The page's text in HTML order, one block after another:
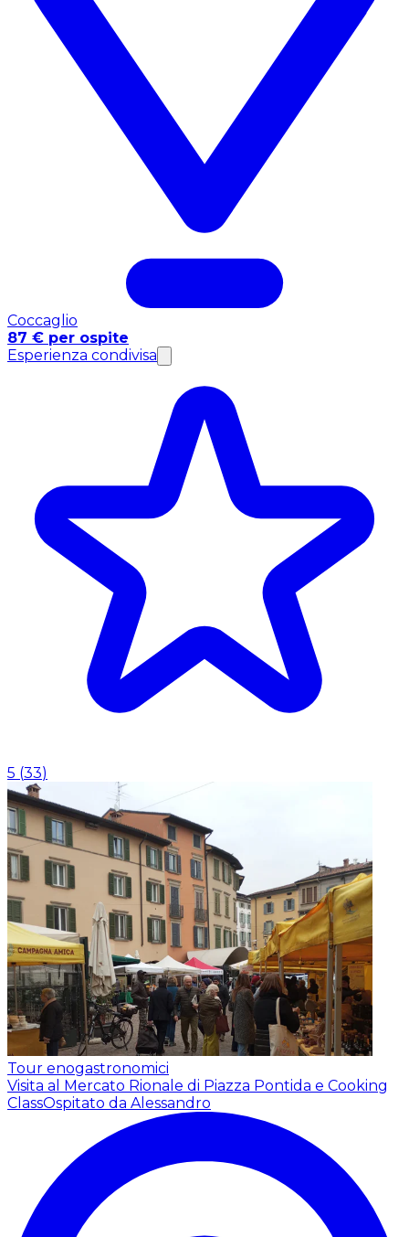
Coccaglio
87 € per ospite
Esperienza condivisa
5 (33)
Tour enogastronomici
Visita al Mercato Rionale di Piazza Pontida e Cooking
ClassOspitato da Alessandro